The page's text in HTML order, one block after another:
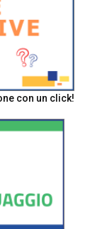
con un click!